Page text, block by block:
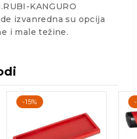
KANGURO
izvanredna su opcija
i male težine.
-15%